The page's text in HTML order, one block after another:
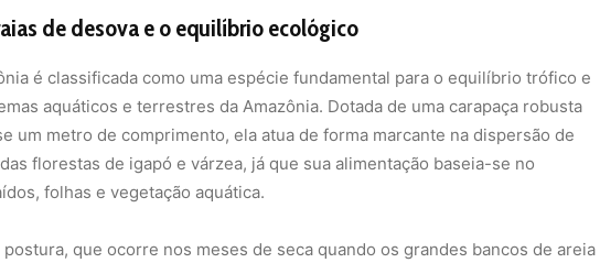
de desova e o equilíbrio ecológico
é classificada como uma espécie fundamental para o equilíbrio trófico e
aquáticos e terrestres da Amazônia. Dotada de uma carapaça robusta
um metro de comprimento, ela atua de forma marcante na dispersão de
florestas de igapó e várzea, já que sua alimentação baseia-se no
folhas e vegetação aquática.
que ocorre nos meses de seca quando os grandes bancos de areia